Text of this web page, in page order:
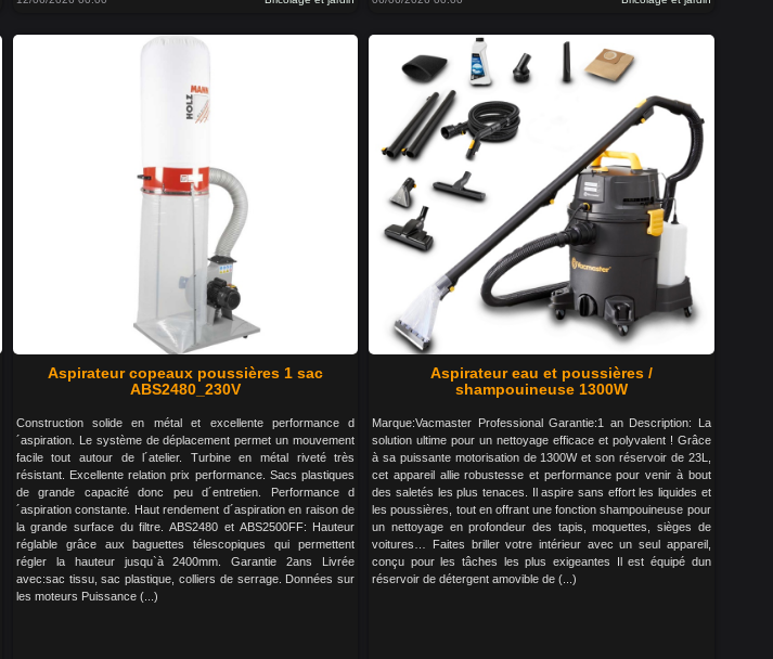
Aspirateur copeaux poussières 1 sac
ABS2480_230V
Construction solide en métal et excellente performance d
´aspiration. Le système de déplacement permet un mouvement
facile tout autour de l´atelier. Turbine en métal riveté très
résistant. Excellente relation prix performance. Sacs plastiques
de grande capacité donc peu d´entretien. Performance d
´aspiration constante. Haut rendement d´aspiration en raison de
la grande surface du filtre. ABS2480 et ABS2500FF: Hauteur
réglable grâce aux baguettes télescopiques qui permettent
régler la hauteur jusqu`à 2400mm. Garantie 2ans Livrée
avec:sac tissu, sac plastique, colliers de serrage. Données sur
les moteurs Puissance (...)
Aspirateur eau et poussières /
shampouineuse 1300W
Marque:Vacmaster Professional Garantie:1 an Description: La
solution ultime pour un nettoyage efficace et polyvalent ! Grâce
à sa puissante motorisation de 1300W et son réservoir de 23L,
cet appareil allie robustesse et performance pour venir à bout
des saletés les plus tenaces. Il aspire sans effort les liquides et
les poussières, tout en offrant une fonction shampouineuse pour
un nettoyage en profondeur des tapis, moquettes, sièges de
voitures… Faites briller votre intérieur avec un seul appareil,
conçu pour les tâches les plus exigeantes Il est équipé dun
réservoir de détergent amovible de (...)